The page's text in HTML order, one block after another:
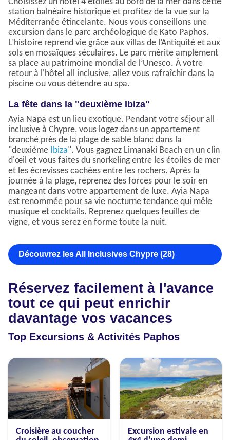
station balnéaire historique et profitez de la vue sur la
Méditerranée étincelante. Nous vous conseillons une
excursion dans le parc archéologique de Kato Paphos.
L’histoire reprend vie grâce aux villas de l’Antiquité et aux
sols en mosaïques séculaires. Le parc mérite amplement
sa place au patrimoine mondial de l’Unesco. À votre
retour à l'hôtel all inclusive, allez vous rafraîchir dans la
piscine ou vous détendre au spa.
La fête dans la "deuxième Ibiza"
Ayia Napa est un lieu exotique. Pendant votre séjour all
inclusive à Chypre, vous logez dans un appartement
branché près de la plage de sable blanc dans la
"deuxième Ibiza". Vous gagnez Limanaki Beach en un clin
d'œil et vous faites du snorkeling entre les étoiles de mer
et les écrevisses cachées entre les rochers. Après la
journée à la plage, reprenez des forces pour le soir en
mangeant dans votre appartement de luxe. Ayia Napa
est renommée pour sa vie nocturne tendance qui mêle
musique et cocktails. Reprenez quelques feuilles de
vigne, et vous serez en forme toute la nuit.
Découvrez les All Inclusives Chypre (28)
Réservez facilement à l'avance
tout ce qui peut enrichir
davantage vos vacances
Top Excursions & Activités Paphos
Croisière au coucher
Excursion estivale en